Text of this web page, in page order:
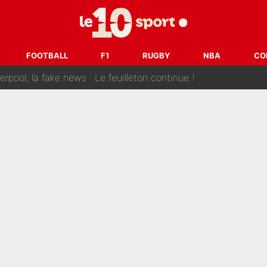
FOOTBALL F1 RUGBY NBA
et bientôt Fernando Alonso ? Le classement des pilotes les mieux
Barcola trop cher pour Liverpool
la fake news : Le feuilleton continue !